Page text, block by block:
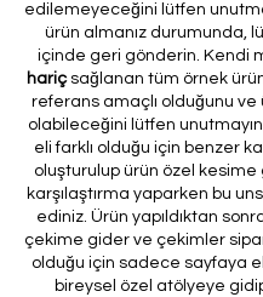
edilemeyeceğini lütfen
ürün almanız durumunda,
içinde geri gönderin. Kendi
hariçsağlanan tüm örnek
referans amaçlı olduğunu ve
olabileceğini lütfen
eli farklı olduğu için benzer
oluşturulup ürün özel kesime
karşılaştırma yaparken bu
ediniz. Ürün yapıldıktan
çekime gider ve çekimler
olduğu için sadece sayfaya
bireysel özel atölyeye